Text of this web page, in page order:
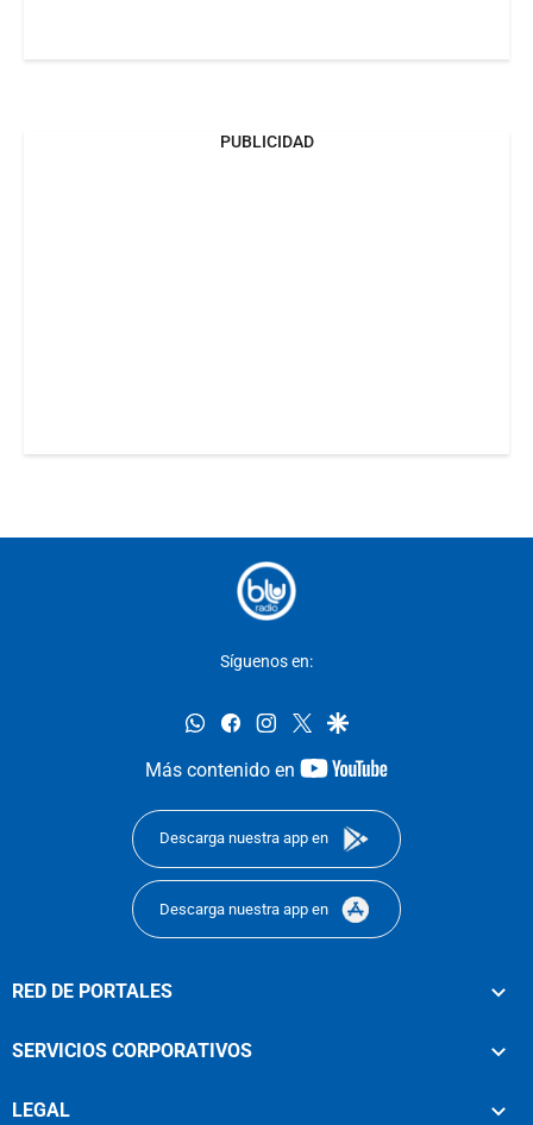
PUBLICIDAD
Síguenos en:
whatsappfacebookinstagram
twittergoogle
Más contenido en
youtube-
Descarga nuestra app en
Descarga nuestra app en
RED DE PORTALES
SERVICIOS CORPORATIVOS
LEGAL